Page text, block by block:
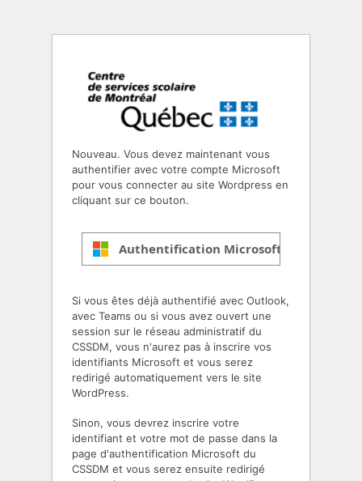
Nouveau. Vous devez maintenant vous
authentifier avec votre compte Microsoft
pour vous connecter au site Wordpress en
cliquant sur ce bouton.
Authentification Microsoft
Si vous êtes déjà authentifié avec Outlook,
avec Teams ou si vous avez ouvert une
session sur le réseau administratif du
CSSDM, vous n'aurez pas à inscrire vos
identifiants Microsoft et vous serez
redirigé automatiquement vers le site
WordPress.
Sinon, vous devrez inscrire votre
identifiant et votre mot de passe dans la
page d'authentification Microsoft du
CSSDM et vous serez ensuite redirigé